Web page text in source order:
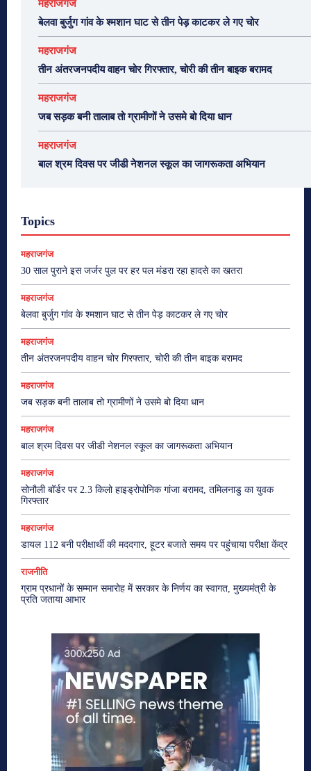
महराजगंज
बेलवा बुर्जुग गांव के श्मशान घाट से तीन पेड़ काटकर ले गए चोर
महराजगंज
तीन अंतरजनपदीय वाहन चोर गिरफ्तार, चोरी की तीन बाइक बरामद
महराजगंज
जब सड़क बनी तालाब तो ग्रामीणों ने उसमे बो दिया धान
महराजगंज
बाल श्रम दिवस पर जीडी नेशनल स्कूल का जागरूकता अभियान
Topics
महराजगंज
30 साल पुराने इस जर्जर पुल पर हर पल मंडरा रहा हादसे का खतरा
महराजगंज
बेलवा बुर्जुग गांव के श्मशान घाट से तीन पेड़ काटकर ले गए चोर
महराजगंज
तीन अंतरजनपदीय वाहन चोर गिरफ्तार, चोरी की तीन बाइक बरामद
महराजगंज
जब सड़क बनी तालाब तो ग्रामीणों ने उसमे बो दिया धान
महराजगंज
बाल श्रम दिवस पर जीडी नेशनल स्कूल का जागरूकता अभियान
महराजगंज
सोनौली बॉर्डर पर 2.3 किलो हाइड्रोपोनिक गांजा बरामद, तमिलनाडु का युवक
गिरफ्तार
महराजगंज
डायल 112 बनी परीक्षार्थी की मददगार, हूटर बजाते समय पर पहुंचाया परीक्षा केंद्र
राजनीति
ग्राम प्रधानों के सम्मान समारोह में सरकार के निर्णय का स्वागत, मुख्यमंत्री के
प्रति जताया आभार